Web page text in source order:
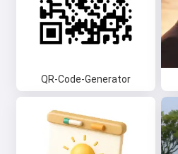
QR-Code-Generator